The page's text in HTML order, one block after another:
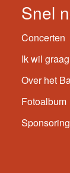
Snel
Concerten
Ik wil
Over het
Fotoalbum
Sponsoring